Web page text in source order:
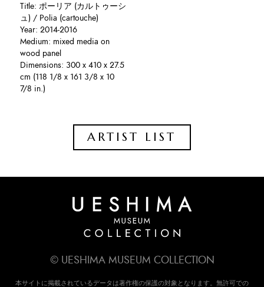
Title: ポーリア (カルトゥーシ
ュ) / Polia (cartouche)
Year: 2014-2016
Medium: mixed media on
wood panel
Dimensions: 300 x 410 x 27.5
cm (118 1/8 x 161 3/8 x 10
7/8 in.)
ARTIST LIST
© UESHIMA MUSEUM COLLECTION
本サイトに掲載されているデータは著作権の保護の対象となります。無許可での